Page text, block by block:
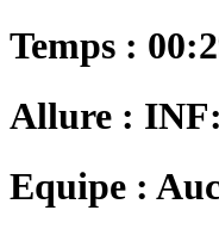
Temps :
Allure :
Equipe :